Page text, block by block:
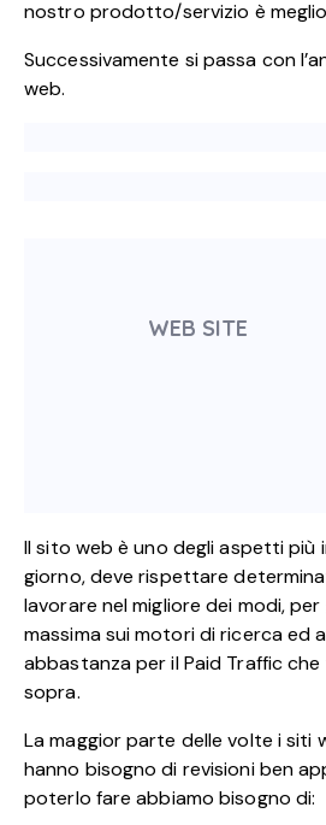
nostro prodotto/servizio è
Successivamente si passa con
web.
WEB SITE
Il sito web è uno degli aspetti più
giorno, deve rispettare
lavorare nel migliore dei modi,
massima sui motori di ricerca ed
abbastanza per il Paid Traffic
sopra.
La maggior parte delle volte i siti
hanno bisogno di revisioni ben
poterlo fare abbiamo bisogno di: